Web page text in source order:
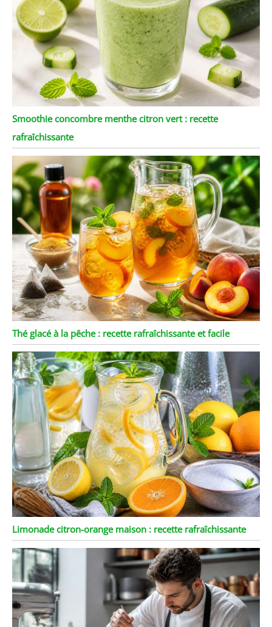
Smoothie concombre menthe citron vert : recette
rafraîchissante
Thé glacé à la pêche : recette rafraîchissante et facile
Limonade citron-orange maison : recette rafraîchissante